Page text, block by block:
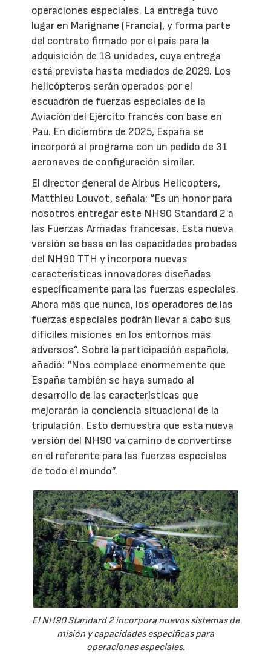
operaciones especiales. La entrega tuvo
lugar en Marignane (Francia), y forma parte
del contrato firmado por el país para la
adquisición de 18 unidades, cuya entrega
está prevista hasta mediados de 2029. Los
helicópteros serán operados por el
escuadrón de fuerzas especiales de la
Aviación del Ejército francés con base en
Pau. En diciembre de 2025, España se
incorporó al programa con un pedido de 31
aeronaves de configuración similar.
El director general de Airbus Helicopters,
Matthieu Louvot, señala: “Es un honor para
nosotros entregar este NH90 Standard 2 a
las Fuerzas Armadas francesas. Esta nueva
versión se basa en las capacidades probadas
del NH90 TTH y incorpora nuevas
características innovadoras diseñadas
específicamente para las fuerzas especiales.
Ahora más que nunca, los operadores de las
fuerzas especiales podrán llevar a cabo sus
difíciles misiones en los entornos más
adversos”. Sobre la participación española,
añadió: “Nos complace enormemente que
España también se haya sumado al
desarrollo de las características que
mejorarán la conciencia situacional de la
tripulación. Esto demuestra que esta nueva
versión del NH90 va camino de convertirse
en el referente para las fuerzas especiales
de todo el mundo”.
El NH90 Standard 2 incorpora nuevos sistemas de
misión y capacidades específicas para
operaciones especiales.